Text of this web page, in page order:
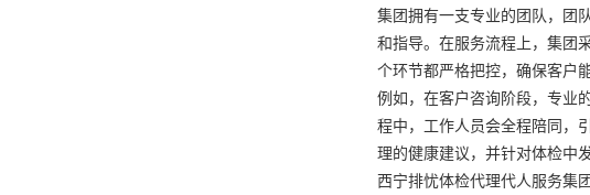
集团拥有一支专业的团队，团
和指导。在服务流程上，集团
个环节都严格把控，确保客户
例如，在客户咨询阶段，专业
程中，工作人员会全程陪同，
理的健康建议，并针对体检中
西宁排忧体检代理代人服务集